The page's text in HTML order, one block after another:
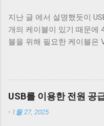
는 것에 효과적이고, 호일
는 데 효과적이다. USB 3.0
사용하는 것이 필수적이고,
즘은 USB 2.0 케이블에도
POSIX.1 표준이 정의 하는
c_oflag 는 터미널이 받은
할지에 대한 플래그다.
로 OPOST 가 꺼져있으면
은 문자열을 그대로 보여준
다. 하지만 터미널을 텍스트
지난 글 에서 설명했듯이
개의 케이블이 있기 때문에
블을 위해 필요한 케이블은
자세한 설명은 다음 기회
쌓여있을 수 있는 노이즈를
한 GND_DRAIN 케이블까지
VCC 와 GND 는 USB 2.0에
로운 5개의 선이 더 필요하
USB를 이용한 전원 공
- 1월 27, 2025